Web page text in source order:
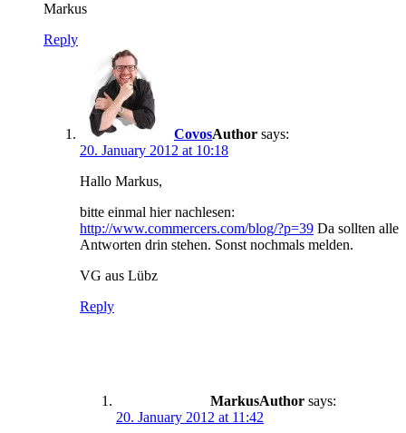
Markus
Reply
Covos
says:
20. January 2012 at 10:18
Hallo Markus,
bitte einmal hier nachlesen:
http://www.commercers.com/blog/?p=39 Da sollten alle
Antworten drin stehen. Sonst nochmals melden.
VG aus Lübz
Reply
Markus
says:
20. January 2012 at 11:42